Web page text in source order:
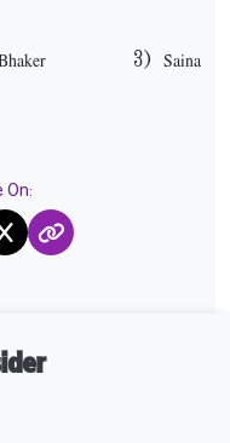
3) Saina
On: